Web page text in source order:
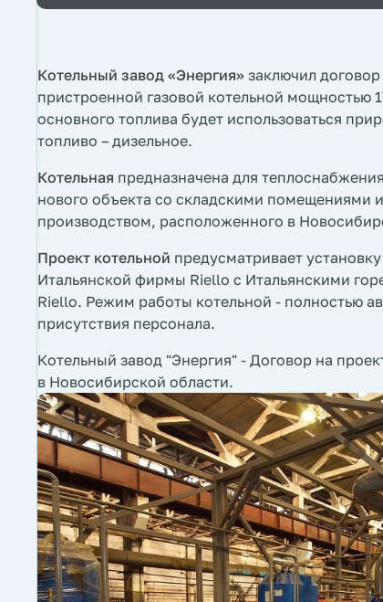
Котельный завод «Энергия» заключил
пристроенной газовой котельной мощностью
основного топлива будет использоваться
топливо – дизельное.
Котельная предназначена для
нового объекта со складскими помещениями
производством, расположенного в
Проект котельной предусматривает
Итальянской фирмы Riello с Итальянскими
Riello. Режим работы котельной - полностью
присутствия персонала.
Котельный завод "Энергия" - Договор на
в Новосибирской области.